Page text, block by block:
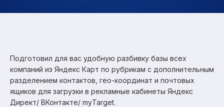
Подготовил для вас удобную разбивку базы всех
компаний из Яндекс Карт по рубрикам с дополнительным
разделением контактов, гео-координат и почтовых
ящиков для загрузки в рекламные кабинеты Яндекс
Директ/ ВКонтакте/ myTarget.